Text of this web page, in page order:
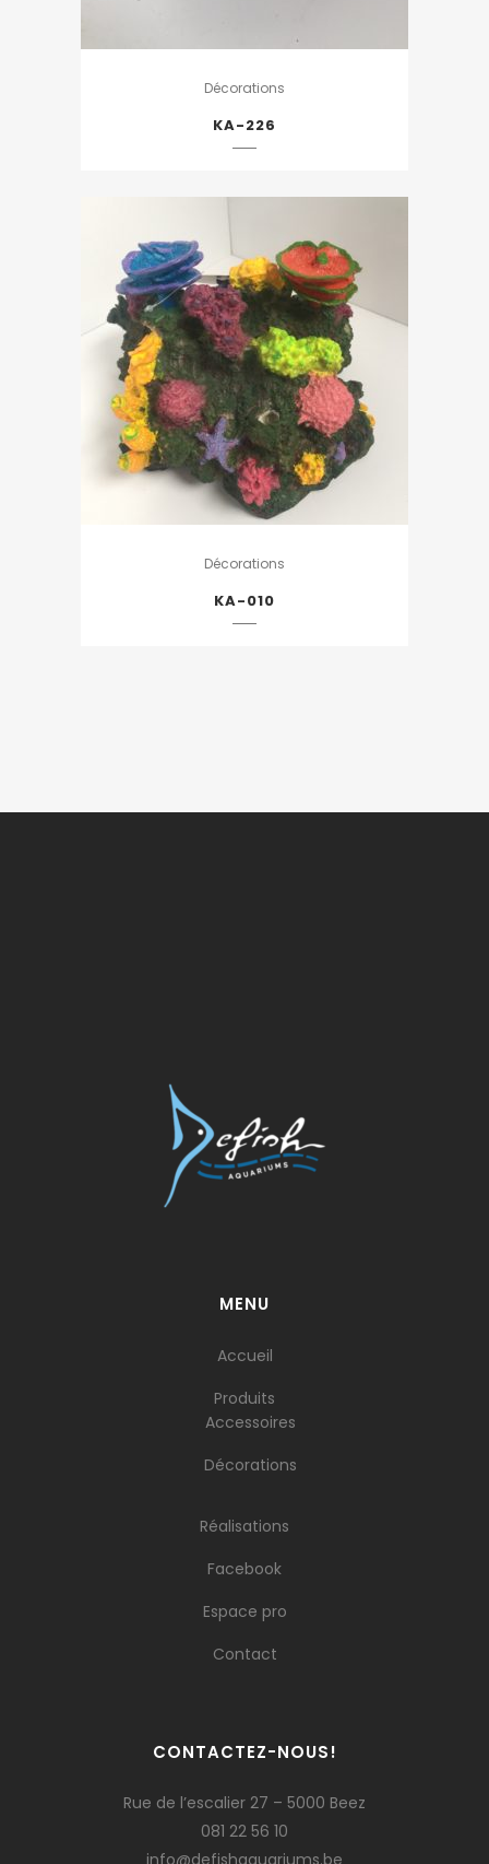
Décorations
KA-226
Décorations
KA-010
MENU
Accueil
Produits
Accessoires
Décorations
Réalisations
Facebook
Espace pro
Contact
CONTACTEZ-NOUS!
Rue de l’escalier 27 – 5000 Beez
081 22 56 10
info@defishaquariums.be